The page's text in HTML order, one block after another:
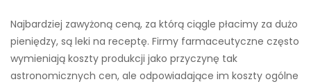
Najbardziej zawyżoną ceną, za którą ciągle płacimy za dużo
pieniędzy, są leki na receptę. Firmy farmaceutyczne często
wymieniają koszty produkcji jako przyczynę tak
astronomicznych cen, ale odpowiadające im koszty ogólne